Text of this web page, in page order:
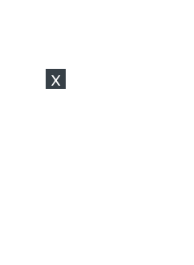
x